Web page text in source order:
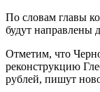
По словам главы
будут направлены
Отметим, что
реконструкцию
рублей, пишут